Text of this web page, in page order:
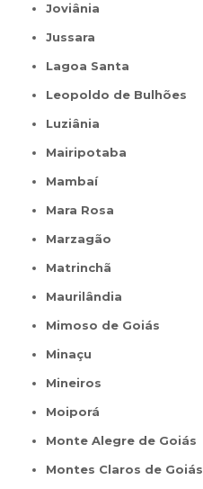
Joviânia
Jussara
Lagoa Santa
Leopoldo de Bulhões
Luziânia
Mairipotaba
Mambaí
Mara Rosa
Marzagão
Matrinchã
Maurilândia
Mimoso de Goiás
Minaçu
Mineiros
Moiporá
Monte Alegre de Goiás
Montes Claros de Goiás